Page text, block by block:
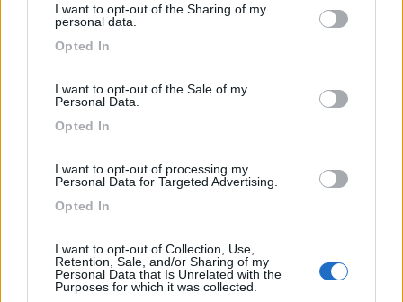
not limited to your visit or usage behaviour. You may click to
use your data for below specified purposes in below Google
I want to opt-out of the Sharing of my
personal data.
Opted In
I want to opt-out of the Sale of my
Personal Data.
Opted In
I want to opt-out of processing my
Personal Data for Targeted Advertising.
Opted In
I want to opt-out of Collection, Use,
Retention, Sale, and/or Sharing of my
Personal Data that Is Unrelated with the
Purposes for which it was collected.
rifornimento Beyfin ai piedi del paese, dietro il distributore c'è
un'area sosta camper, se fosse piena il piazzale del distributore
è molto grande, se ti metti defilato puoi sostare (casomai chiedi
judi
Vorrei sostare per andare anche in fiera ...speravo che magari
per i giorni di fiera ci fosse piu possibilità di sostare ...nell' area
camper ci stanno solo sette camper ...
< 1 >